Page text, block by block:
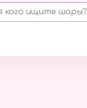
кого ищите шары?